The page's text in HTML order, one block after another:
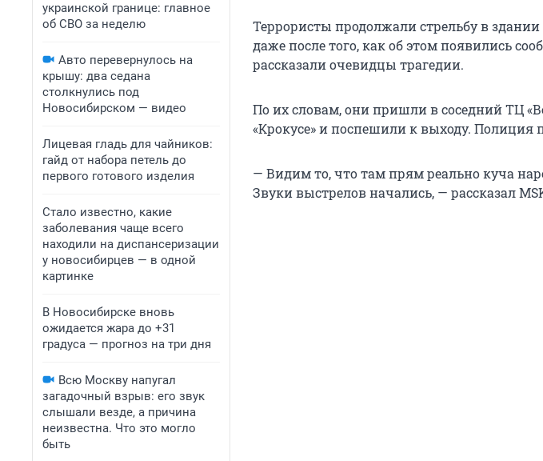
украинской границе: главное
об СВО за неделю
Авто перевернулось на
крышу: два седана
столкнулись под
Новосибирском — видео
Лицевая гладь для чайников:
гайд от набора петель до
первого готового изделия
Стало известно, какие
заболевания чаще всего
находили на диспансеризации
у новосибирцев — в одной
картинке
В Новосибирске вновь
ожидается жара до +31
градуса — прогноз на три дня
Всю Москву напугал
загадочный взрыв: его звук
слышали везде, а причина
неизвестна. Что это могло
быть
Террористы продолжали стрельбу в
даже после того, как об этом появились
рассказали очевидцы трагедии.
По их словам, они пришли в соседний ТЦ
«Крокусе» и поспешили к выходу. Полиция
— Видим то, что там прям реально куча
Звуки выстрелов начались, — рассказал